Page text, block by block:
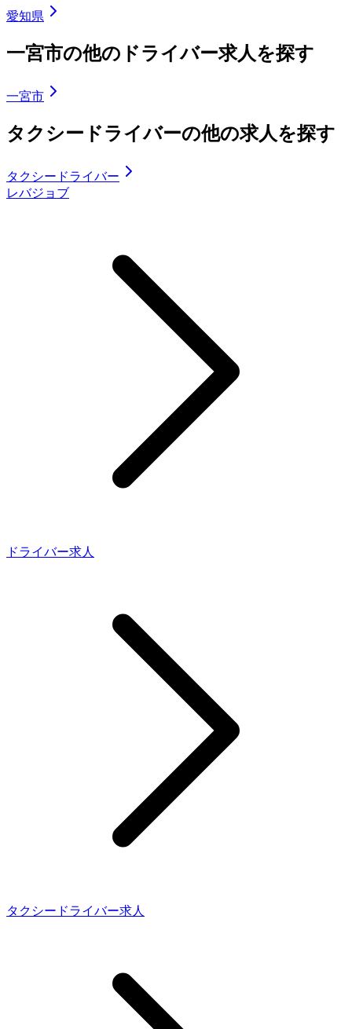
愛知県
一宮市の他のドライバー求人を探す
一宮市
タクシードライバーの他の求人を探す
タクシードライバー
レバジョブ
ドライバー求人
タクシードライバー求人